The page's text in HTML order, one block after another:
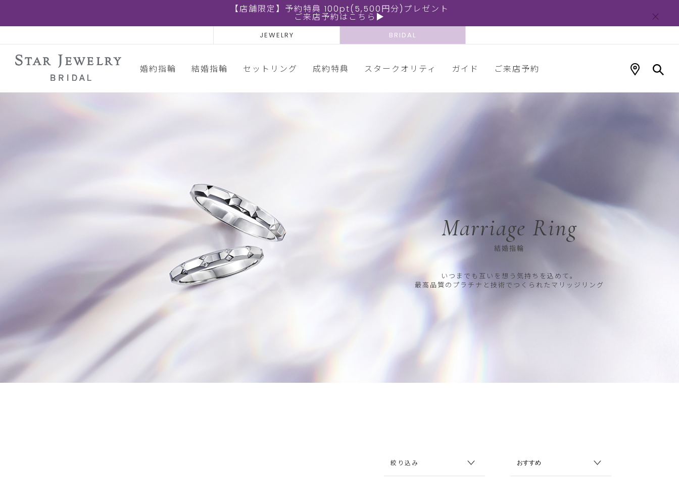
【店舗限定】予約特典 100pt(5,500円分)プレゼント
ご来店予約はこちら▶
JEWELRY BRIDAL
婚約指輪 結婚指輪 セットリング 成約特典 スタークオリティ ガイド ご来店予約
Marriage Ring
結婚指輪
いつまでも互いを想う気持ちを込めて。
最高品質のプラチナと技術でつくられたマリッジリング
絞り込み